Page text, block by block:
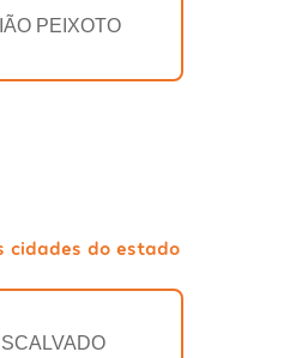
PEIXOTO
cidades do estado